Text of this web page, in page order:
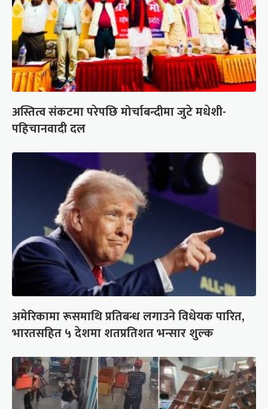
अस्तित्व संकटमा परेपछि मोर्चाबन्दीमा जुटे मधेशी-
पहिचानवादी दल
अमेरिकामा रूसमाथि प्रतिबन्ध लगाउने विधेयक पारित,
भारतसहित ५ देशमा शतप्रतिशत भन्सार शुल्क